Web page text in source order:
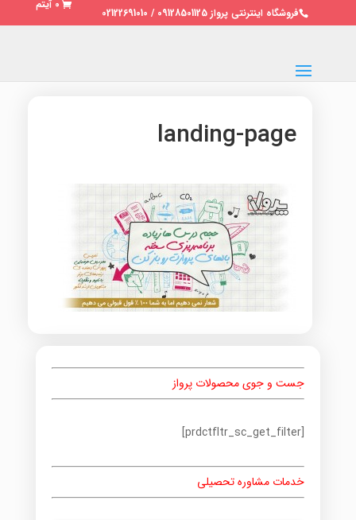
فروشگاه اینترنتی پرواز 09128501125 / 02122691010
0 آیتم
landing-page
جست و جوی محصولات پرواز
[prdctfltr_sc_get_filter]
خدمات مشاوره تحصیلی